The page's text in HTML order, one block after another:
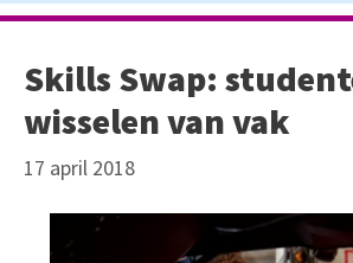
Skills Swap:
wisselen van vak
17 april 2018